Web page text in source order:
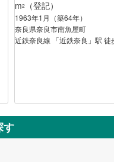
m2 （登記）
1963年1月（築64年）
奈良県奈良市南魚屋町
近鉄奈良線 「近鉄奈良」駅 徒
す